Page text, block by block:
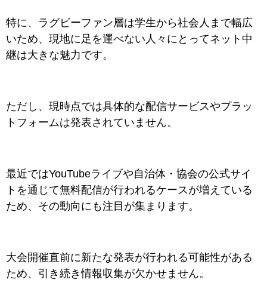
特に、ラグビーファン層は学生から社会人まで幅広
いため、現地に足を運べない人々にとってネット中
継は大きな魅力です。
ただし、現時点では具体的な配信サービスやプラッ
トフォームは発表されていません。
最近ではYouTubeライブや自治体・協会の公式サイ
トを通じて無料配信が行われるケースが増えている
ため、その動向にも注目が集まります。
大会開催直前に新たな発表が行われる可能性がある
ため、引き続き情報収集が欠かせません。